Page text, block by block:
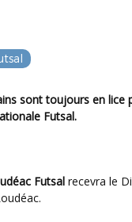
Futsal.
Futsal recevra le